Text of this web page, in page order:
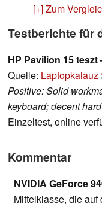
[+] Zum
Testberichte für
HP Pavilion 15
Quelle: Laptopkalauz
Positive: Solid
keyboard; decent
Einzeltest, online
Kommentar
NVIDIA GeForce
Mittelklasse, die